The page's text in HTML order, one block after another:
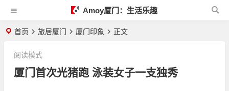
Amoy厦门：生活乐趣
首页 旅居厦门 厦门印象 正文
厦门首次光猪跑 泳装女子一支独秀
阅读模式